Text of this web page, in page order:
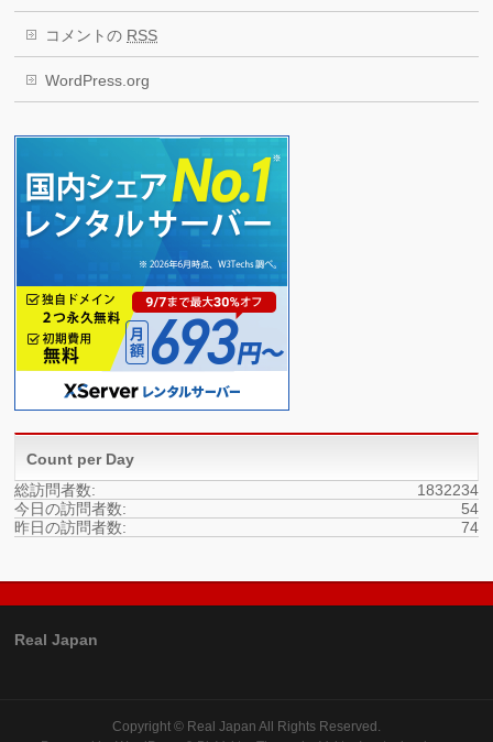
コメントの RSS
WordPress.org
Count per Day
1832234
総訪問者数:
54
今日の訪問者数:
74
昨日の訪問者数:
Real Japan
Copyright © Real Japan All Rights Reserved.